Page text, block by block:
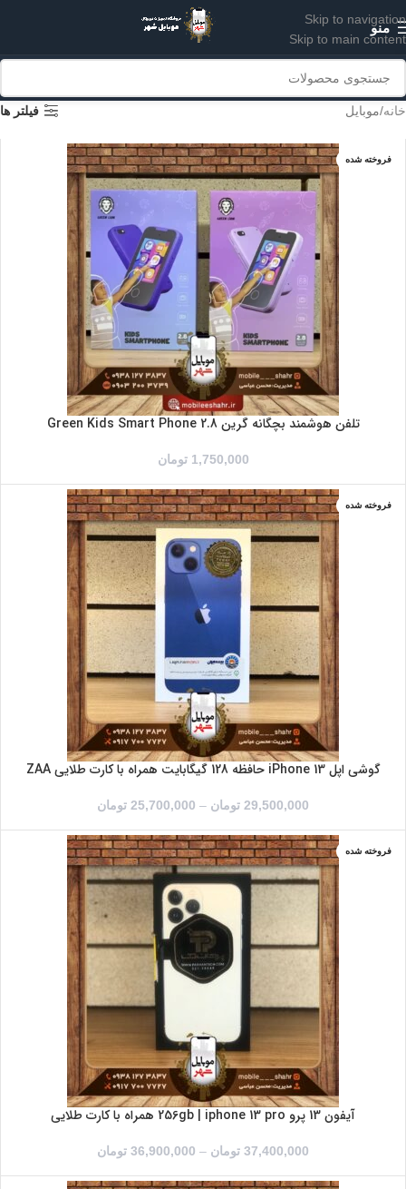
Skip to navigation
Skip to main content
منو
خانه موبایل فیلتر ها
فروخته شده
تلفن هوشمند بچگانه گرین Green Kids Smart Phone 2.8
1,750,000 تومان
فروخته شده
گوشی اپل iPhone 13 حافظه 128 گیگابایت همراه با کارت طلایی ZAA
29,500,000 تومان –
25,700,000 تومان
فروخته شده
آیفون 13 پرو 256gb | iphone 13 pro همراه با کارت طلایی
37,400,000 تومان –
36,900,000 تومان